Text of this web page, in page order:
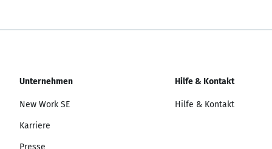
Unternehmen
New Work SE
Karriere
Presse
Hilfe & Kontakt
Hilfe & Kontakt